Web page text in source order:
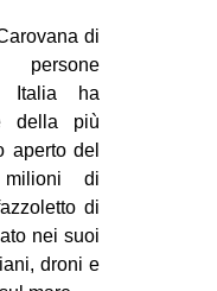
di
Italia ha
della più
aperto del
di
di
nei suoi
droni e